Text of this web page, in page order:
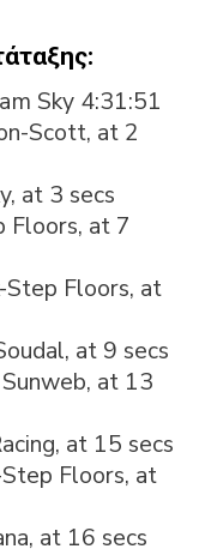
Sky 4:31:51
Scott, at 2
at 3 secs
Floors, at 7
Step Floors, at
at 9 secs
at 13
at 15 secs
Floors, at
at 16 secs